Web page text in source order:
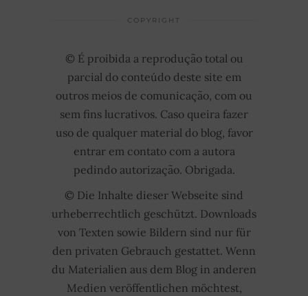
COPYRIGHT
© É proibida a reprodução total ou
parcial do conteúdo deste site em
outros meios de comunicação, com ou
sem fins lucrativos. Caso queira fazer
uso de qualquer material do blog, favor
entrar em contato com a autora
pedindo autorização. Obrigada.
© Die Inhalte dieser Webseite sind
urheberrechtlich geschützt. Downloads
von Texten sowie Bildern sind nur für
den privaten Gebrauch gestattet. Wenn
du Materialien aus dem Blog in anderen
Medien veröffentlichen möchtest,